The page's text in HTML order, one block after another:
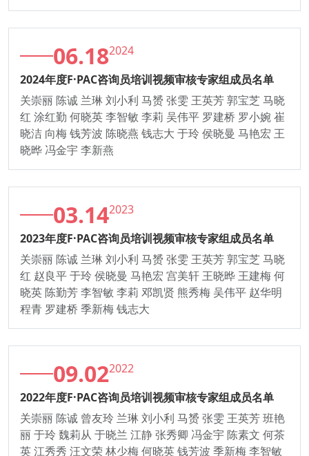
06.182024
2024年度F·PAC咨询员培训视频审核专家组成员名单
关崇丽 陈诚 兰琳 刘小利 马赟 张雯 王英芳 郭宝芝 马晓
红 涂红勤 何晓英 李智敏 李莉 吴伟平 罗建桥 罗小婉 崔
晓洁 向梅 钱芳波 陈晓燕 钱志大 于玲 侯晓曼 马艳宏 王
晓晔 冯金宇 李新燕
03.142023
2023年度F·PAC咨询员培训视频审核专家组成员名单
关崇丽 陈诚 兰琳 刘小利 马赟 张雯 王英芳 郭宝芝 马晓
红 赵良平 于玲 侯晓曼 马艳宏 宫美轩 王晓晔 王建梅 何
晓英 陈勤芳 李智敏 李莉 邓凯贤 熊秀梅 吴伟平 赵华明
程青 罗建桥 季新梅 钱志大
09.022022
2022年度F·PAC咨询员培训视频审核专家组成员名单
关崇丽 陈诚 曾友玲 兰琳 刘小利 马赟 张雯 王英芳 班艳
丽 于玲 魏莉从 于晓兰 江静 张秀卿 冯金宇 陈素文 何茶
英 江秀秀 汪文荣 林少梅 何晓英 钱芳波 季新梅 李智敏